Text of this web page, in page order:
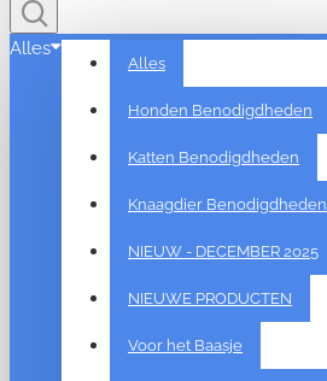
Alles
Alles
Honden Benodigdheden
Katten Benodigdheden
Knaagdier Benodigdheden
NIEUW - DECEMBER 2025
NIEUWE PRODUCTEN
Voor het Baasje